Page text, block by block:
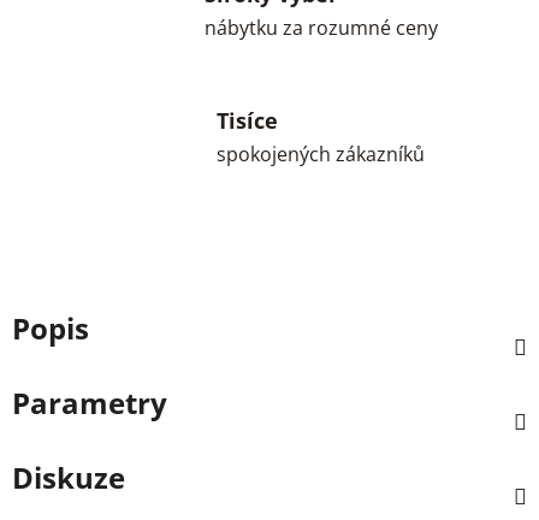
nábytku za rozumné ceny
Tisíce
spokojených zákazníků
Popis
Parametry
Diskuze